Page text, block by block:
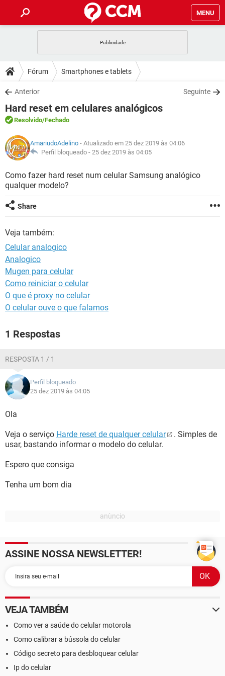
MENU
CELULAR FACEBOOK
OUTLOOK
INSTAGRAM GMAIL
GUIA DE COMPRAS
DICAS
JOGOS WHATSAPP
OUTLOOK
INSTAGRAM
GUIA DE COMPRAS
DOWNLOADS
JOGOS WHATSAPP
CELULAR
OUTLOOK EXCEL
INSTAGRAM
GUIA DE COMPRAS
FÓRUM
JOGOS
CELULAR FACEBOOK
INSTAGRAM
GUIA DE COMPRAS
GLOSSÁRIO
JOGOS
CELULAR FACEBOOK
INSTAGRAM
GUIA DE COMPRAS
Fórum Smartphones e tablets
Anterior Seguinte
Hard reset em celulares analógicos
Resolvido/Fechado
AmariudoAdelino - Atualizado em 25 dez 2019 às 04:06
Perfil bloqueado - 25 dez 2019 às 04:05
Como fazer hard reset num celular Samsung analógico
qualquer modelo?
Share
Veja também:
Celular analogico
Analogico
Mugen para celular
Como reiniciar o celular
O que é proxy no celular
O celular ouve o que falamos
1 Respostas
RESPOSTA 1 / 1
Perfil bloqueado
25 dez 2019 às 04:05
Ola
Veja o serviço Harde reset de qualquer celular
. Simples de
usar, bastando informar o modelo do celular.
Espero que consiga
Tenha um bom dia
ASSINE NOSSA NEWSLETTER!
VEJA TAMBÉM
Como ver a saúde do celular motorola
Como calibrar a bússola do celular
Código secreto para desbloquear celular
Ip do celular